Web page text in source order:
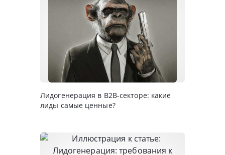
Лидогенерация в B2B-секторе: какие
лиды самые ценные?